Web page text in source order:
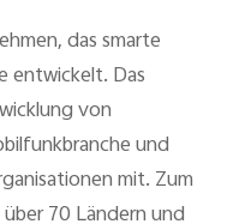
das smarte
entwickelt. Das
von
und
mit. Zum
70 Ländern und